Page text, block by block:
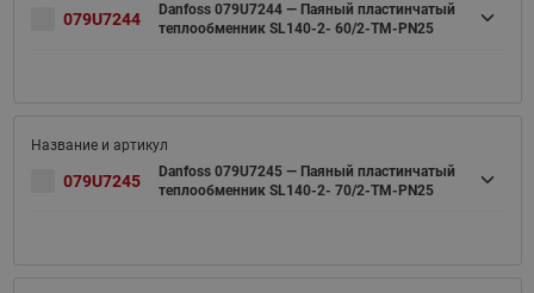
079U7244
Danfoss 079U7244 — Паяный пластинчатый
теплообменник SL140-2- 60/2-TM-PN25
079U7245
Danfoss 079U7245 — Паяный пластинчатый
теплообменник SL140-2- 70/2-TM-PN25